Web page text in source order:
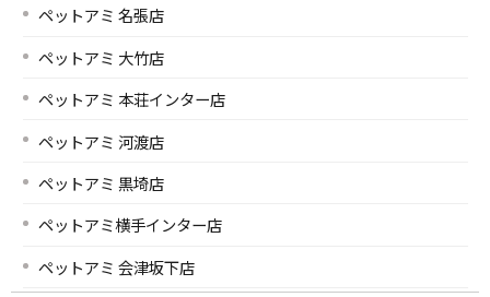
ペットアミ 名張店
ペットアミ 大竹店
ペットアミ 本荘インター店
ペットアミ 河渡店
ペットアミ 黒埼店
ペットアミ横手インター店
ペットアミ 会津坂下店